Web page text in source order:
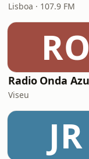
Lisboa · 107.9 FM
RO
Radio Onda
Viseu
JR